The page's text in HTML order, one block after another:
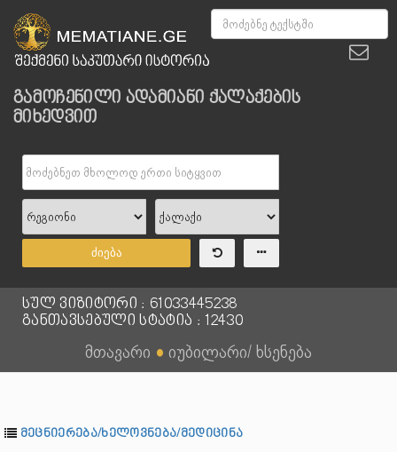
გამოჩენილი ადამიანი ქალაქების
მიხედვით
ძიება
სულ ვიზიტორი : 61033445238
განთავსებული სტატია : 12430
მთავარი ● იუბილარი/ ხსენება
მეცნიერება/ხელოვნება/მედიცინა